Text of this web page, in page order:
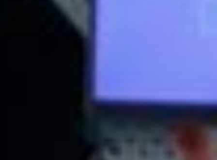
добраться до Москвы. Но, к сожалению,
за короткое время экскурсии сделать это
было сложно. О чем, конечно же, долго
сокрушались подростки, пока не доехали
опробовали все желающие. Конечно,
не обошлось без сбитых шлагбаумов
транспорта. На этом вдохновленные